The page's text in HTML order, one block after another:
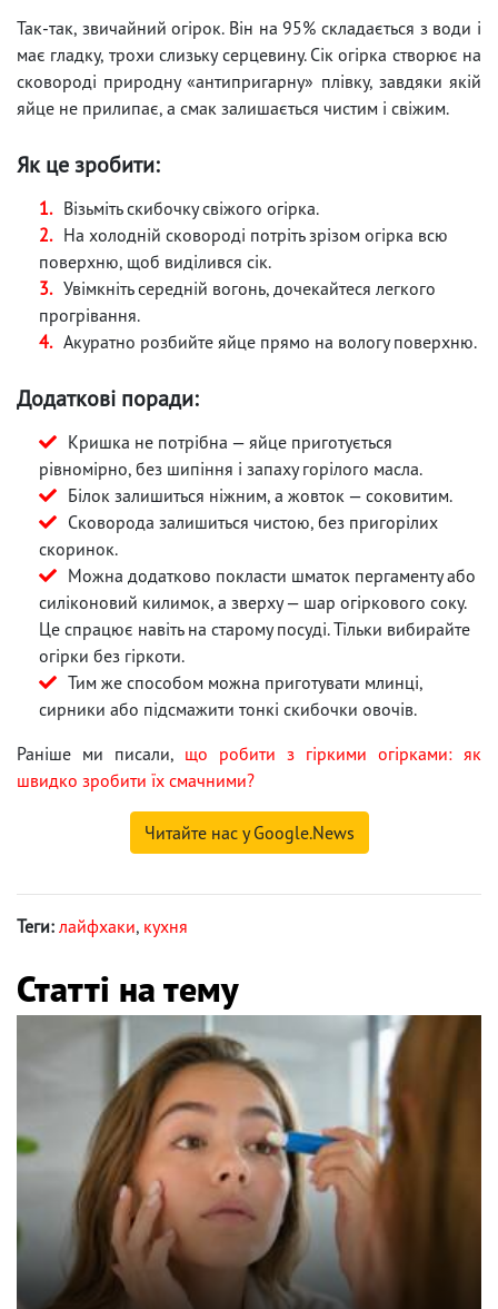
Так-так, звичайний огірок. Він на 95% складається з води і
має гладку, трохи слизьку серцевину. Сік огірка створює на
сковороді природну «антипригарну» плівку, завдяки якій
яйце не прилипає, а смак залишається чистим і свіжим.
Як це зробити:
Візьміть скибочку свіжого огірка.
На холодній сковороді потріть зрізом огірка всю
поверхню, щоб виділився сік.
Увімкніть середній вогонь, дочекайтеся легкого
прогрівання.
Акуратно розбийте яйце прямо на вологу поверхню.
Додаткові поради:
Кришка не потрібна — яйце приготується
рівномірно, без шипіння і запаху горілого масла.
Білок залишиться ніжним, а жовток — соковитим.
Сковорода залишиться чистою, без пригорілих
скоринок.
Можна додатково покласти шматок пергаменту або
силіконовий килимок, а зверху — шар огіркового соку.
Це спрацює навіть на старому посуді. Тільки вибирайте
огірки без гіркоти.
Тим же способом можна приготувати млинці,
сирники або підсмажити тонкі скибочки овочів.
Раніше ми писали, що робити з гіркими огірками: як
швидко зробити їх смачними?
Читайте нас у Google.News
Теги: лайфхаки, кухня
Статті на тему